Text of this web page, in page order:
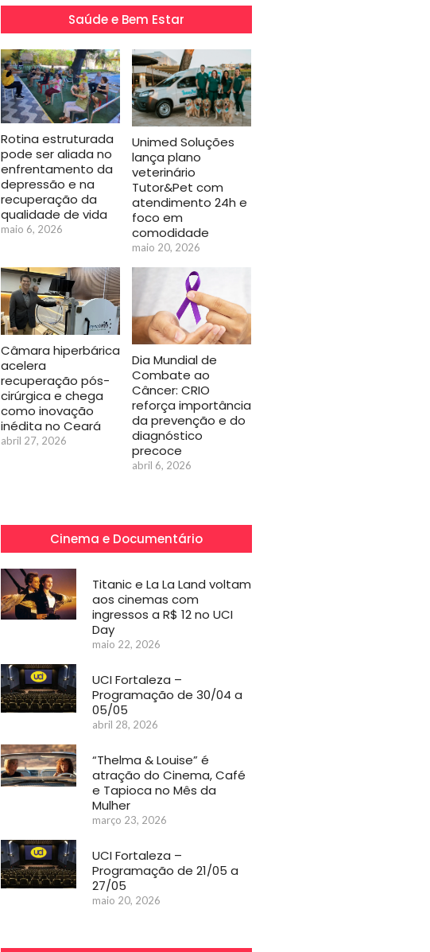
Saúde e Bem Estar
Rotina estruturada
pode ser aliada no
enfrentamento da
depressão e na
recuperação da
qualidade de vida
maio 6, 2026
Unimed Soluções
lança plano
veterinário
Tutor&Pet com
atendimento 24h e
foco em
comodidade
maio 20, 2026
Câmara hiperbárica
acelera
recuperação pós-
cirúrgica e chega
como inovação
inédita no Ceará
abril 27, 2026
Dia Mundial de
Combate ao
Câncer: CRIO
reforça importância
da prevenção e do
diagnóstico
precoce
abril 6, 2026
Cinema e Documentário
Titanic e La La Land voltam
aos cinemas com
ingressos a R$ 12 no UCI
Day
maio 22, 2026
UCI Fortaleza –
Programação de 30/04 a
05/05
abril 28, 2026
“Thelma & Louise” é
atração do Cinema, Café
e Tapioca no Mês da
Mulher
março 23, 2026
UCI Fortaleza –
Programação de 21/05 a
27/05
maio 20, 2026